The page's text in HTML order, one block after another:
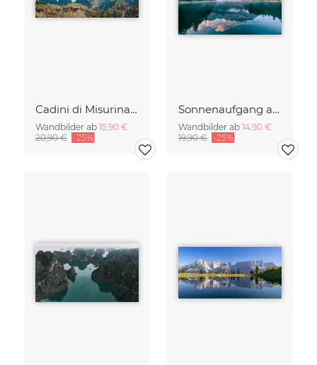
Cadini di Misurina im Sommer - Panorama
Wandbilder ab 15,90 €
20,90 € -25%
Sonnenaufgang am Eibsee Bayern
Wandbilder ab 14,90 €
19,90 € -25%